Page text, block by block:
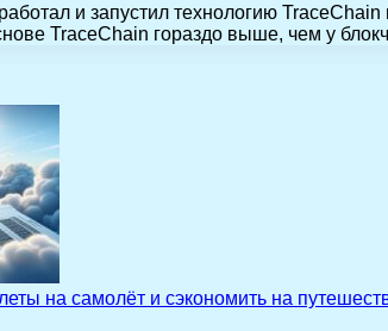
и запустил технологию
TraceChain гораздо выше, чем у
на самолёт и сэкономить на